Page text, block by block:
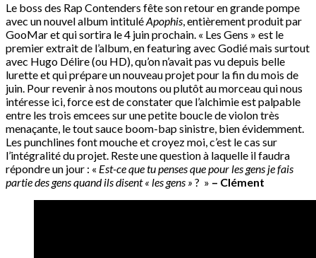
Le boss des Rap Contenders fête son retour en grande pompe
avec un nouvel album intituléApophis, entièrement produit par
GooMar et qui sortira le 4 juin prochain. « Les Gens » est le
premier extrait de l’album, en featuring avec Godié mais surtout
avec Hugo Délire (ou HD), qu’on n’avait pas vu depuis belle
lurette et qui prépare un nouveau projet pour la fin du mois de
juin. Pour revenir à nos moutons ou plutôt au morceau qui nous
intéresse ici, force est de constater que l’alchimie est palpable
entre les trois emcees sur une petite boucle de violon très
menaçante, le tout sauce boom-bap sinistre, bien évidemment.
Les punchlines font mouche et croyez moi, c’est le cas sur
l’intégralité du projet. Reste une question à laquelle il faudra
répondre un jour : « Est-ce que tu penses que pour les gens je fais
partie des gens quand ils disent « les gens » ? » – Clément